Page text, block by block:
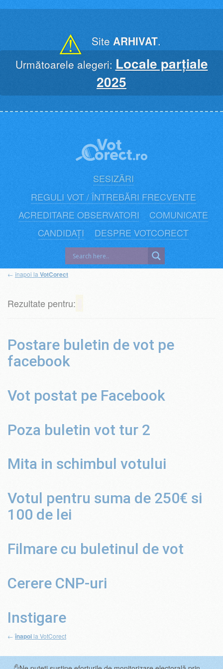
⚠ Site ARHIVAT.
Următoarele alegeri: Locale parțiale
2025
SESIZĂRI
REGULI VOT / ÎNTREBĂRI FRECVENTE
ACREDITARE OBSERVATORI
COMUNICATE
CANDIDAȚI
DESPRE VOTCORECT
← înapoi la VotCorect
Rezultate pentru:
Postare buletin de vot pe
facebook
Vot postat pe Facebook
Poza buletin vot tur 2
Mita in schimbul votului
Votul pentru suma de 250€ si
100 de lei
Filmare cu buletinul de vot
Cerere CNP-uri
Instigare
← înapoila VotCorect